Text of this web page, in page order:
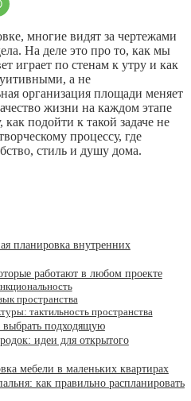
многие видят за чертежами
На деле это про то, как мы
играет по стенам к утру и как
а не
организация площади меняет
жизни на каждом этапе
как подойти к такой задаче не
процессу, где
стиль и душу дома.
планировка внутренних
работают в любом проекте
пространства
тактильность пространства
подходящую
идеи для открытого
мебели в маленьких квартирах
как правильно распланировать